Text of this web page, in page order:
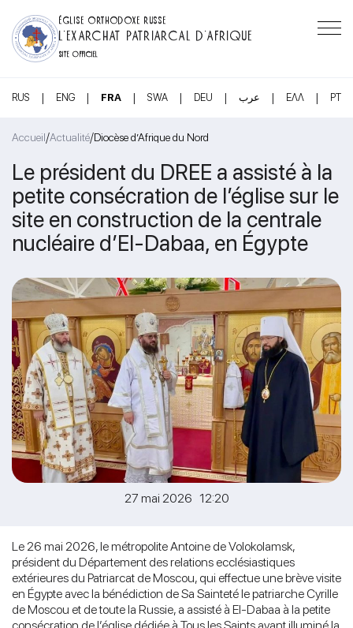
ÉGLISE ORTHODOXE RUSSE
L’EXARCHAT PATRIARCAL D’AFRIQUE
SITE OFFICIEL
RUS | ENG | FRA | SWA | DEU | عرب | ΕΛΛ | PT
Accueil/Actualité/Diocèse d’Afrique du Nord
Le président du DREE a assisté à la
petite consécration de l’église sur le
site en construction de la centrale
nucléaire d’El-Dabaa, en Égypte
27 mai 2026 12:20
Le 26 mai 2026, le métropolite Antoine de Volokolamsk,
président du Département des relations ecclésiastiques
extérieures du Patriarcat de Moscou, qui effectue une brève visite
en Égypte avec la bénédiction de Sa Sainteté le patriarche Cyrille
de Moscou et de toute la Russie, a assisté à El-Dabaa à la petite
consécration de l’église dédiée à Tous les Saints ayant illuminé la